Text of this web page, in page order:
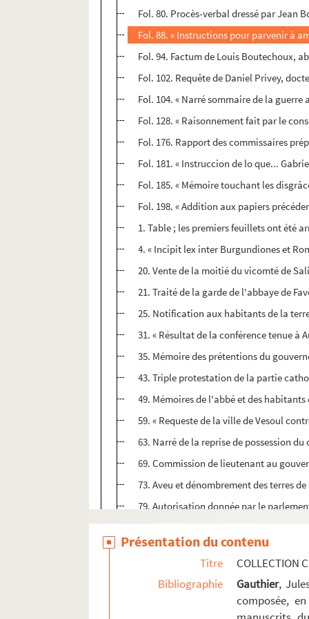
Fol. 80. Procès-verbal dressé par Jean
Fol. 88. « Instructions pour parvenir à
Fol. 94. Factum de Louis Boutechoux,
Fol. 102. Requête de Daniel Privey,
Fol. 104. « Narré sommaire de la
Fol. 128. « Raisonnement fait par le
Fol. 176. Rapport des commissaires
Fol. 181. « Instruccion de lo que...
Fol. 185. « Mémoire touchant les
Fol. 198. « Addition aux papiers
1. Table ; les premiers feuillets ont été
4. « Incipit lex inter Burgundiones et
20. Vente de la moitié du vicomté de
21. Traité de la garde de l'abbaye de
25. Notification aux habitants de la
31. « Résultat de la conférence tenue
35. Mémoire des prétentions du
43. Triple protestation de la partie
49. Mémoires de l'abbé et des
59. « Requeste de la ville de Vesoul
63. Narré de la reprise de possession
69. Commission de lieutenant au
73. Aveu et dénombrement des terres
79. Autorisation donnée par le
80. Procès-verbal dressé par Jean
88. « Instructions pour parvenir à
94. Factum de Louis Boutechoux,
102. Requête de Daniel Privey,
104. « Narré sommaire de la guerre
Présentation du contenu
Titre
COLLECTION
Bibliographie
Gauthier,
composée,